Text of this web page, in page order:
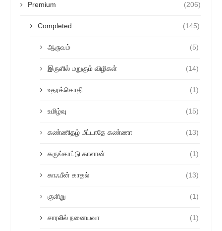
Premium (206)
Completed (145)
ஆருவம் (5)
இருளில் மறுகும் விழிகள் (14)
உதரக்கொதி (1)
உமிழ்வு (15)
கண்ணிதழ் மீட்டாதே கண்ணா (13)
கருங்காட்டு காளான் (1)
காஃபீன் காதல் (13)
குளிறு (1)
சாரலில் நனையவா (1)